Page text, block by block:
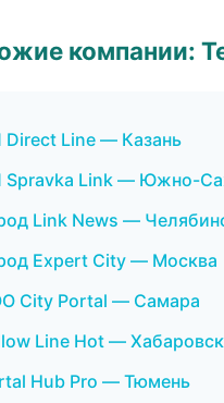
компании:
Line — Казань
Spravka Link — Южно-
Link News —
Expert City — Москва
City Portal — Самара
Line Hot — Хабаровск
Hub Pro — Тюмень